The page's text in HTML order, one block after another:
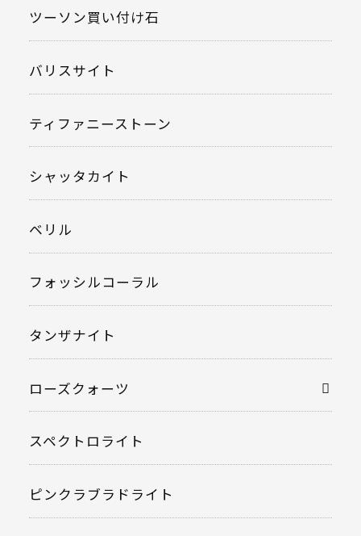
ツーソン買い付け石
バリスサイト
ティファニーストーン
シャッタカイト
ベリル
フォッシルコーラル
タンザナイト
ローズクォーツ
スペクトロライト
ピンクラブラドライト